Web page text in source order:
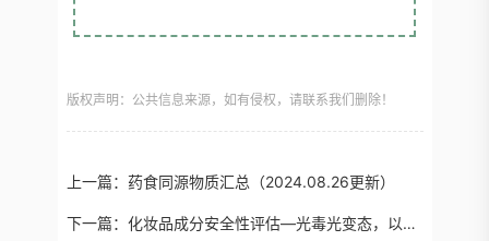
版权声明：公共信息来源，如有侵权，请联系我们删除！
上一篇： 药食同源物质汇总（2024.08.26更新）
下一篇： 化妆品成分安全性评估—光毒光变态，以水杨酸己酯为例